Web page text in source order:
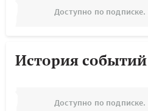
Доступно по подписке.
История событий
Доступно по подписке.